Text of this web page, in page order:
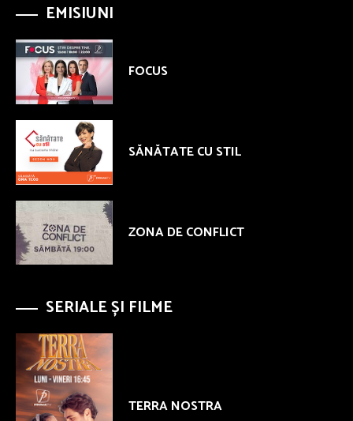
EMISIUNI
FOCUS
SĂNĂTATE CU STIL
ZONA DE CONFLICT
SERIALE ȘI FILME
TERRA NOSTRA